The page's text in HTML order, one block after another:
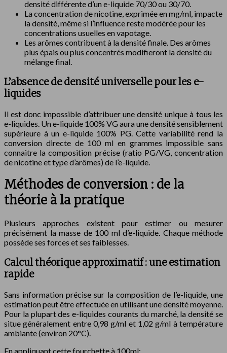
densité différente d’un e-liquide 70/30 ou 30/70.
La concentration de nicotine, exprimée en mg/ml, impacte
la densité, même si l’influence reste modérée pour les
concentrations usuelles en vapotage.
Les arômes contribuent à la densité finale. Des arômes
plus épais ou plus concentrés modifieront la densité du
mélange final.
L’absence de densité universelle pour les e-
liquides
Il est donc impossible d’attribuer une densité unique à tous les
e-liquides. Un e-liquide 100% VG aura une densité sensiblement
supérieure à un e-liquide 100% PG. Cette variabilité rend la
conversion directe de 100 ml en grammes impossible sans
connaitre la composition précise (ratio PG/VG, concentration
de nicotine et type d’arômes) de l’e-liquide.
Méthodes de conversion : de la
théorie à la pratique
Plusieurs approches existent pour estimer ou mesurer
précisément la masse de 100 ml d’e-liquide. Chaque méthode
possède ses forces et ses faiblesses.
Calcul théorique approximatif : une estimation
rapide
Sans information précise sur la composition de l’e-liquide, une
estimation peut être effectuée en utilisant une densité moyenne.
Pour la plupart des e-liquides courants du marché, la densité se
situe généralement entre 0,98 g/ml et 1,02 g/ml à température
ambiante (environ 20°C).
En appliquant cette fourchette à 100ml: